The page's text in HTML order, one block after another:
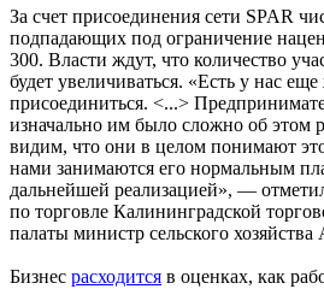
За счет присоединения сети SPAR
подпадающих под ограничение
300. Власти ждут, что количество
будет увеличиваться. «Есть у нас
присоединиться. <...>
изначально им было сложно об этом
видим, что они в целом понимают
нами занимаются его нормальным
дальнейшей реализацией», —
по торговле Калининградской
палаты министр сельского
Бизнес расходится в оценках, как